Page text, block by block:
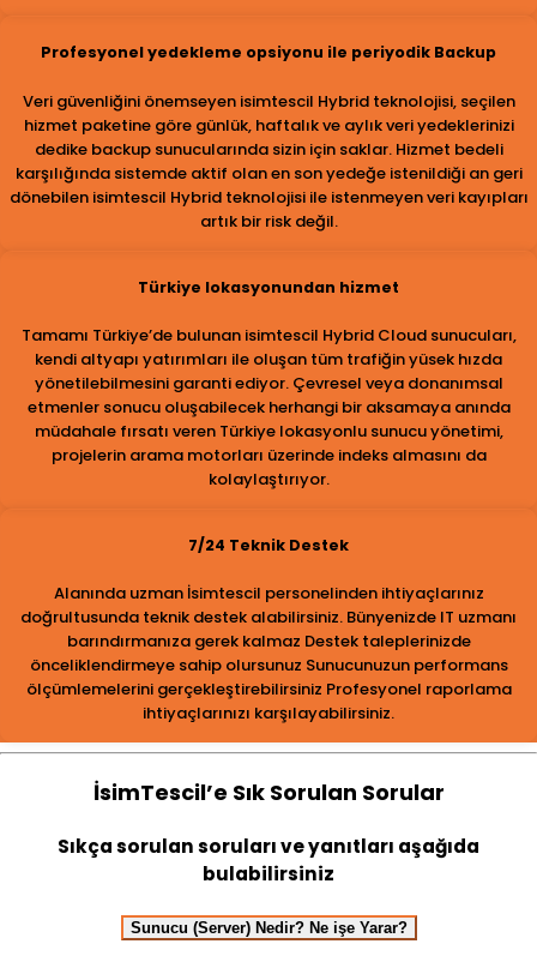
Profesyonel yedekleme opsiyonu ile periyodik Backup
Veri güvenliğini önemseyen isimtescil Hybrid teknolojisi, seçilen
hizmet paketine göre günlük, haftalık ve aylık veri yedeklerinizi
dedike backup sunucularında sizin için saklar. Hizmet bedeli
karşılığında sistemde aktif olan en son yedeğe istenildiği an geri
dönebilen isimtescil Hybrid teknolojisi ile istenmeyen veri kayıpları
artık bir risk değil.
Türkiye lokasyonundan hizmet
Tamamı Türkiye’de bulunan isimtescil Hybrid Cloud sunucuları,
kendi altyapı yatırımları ile oluşan tüm trafiğin yüsek hızda
yönetilebilmesini garanti ediyor. Çevresel veya donanımsal
etmenler sonucu oluşabilecek herhangi bir aksamaya anında
müdahale fırsatı veren Türkiye lokasyonlu sunucu yönetimi,
projelerin arama motorları üzerinde indeks almasını da
kolaylaştırıyor.
7/24 Teknik Destek
Alanında uzman İsimtescil personelinden ihtiyaçlarınız
doğrultusunda teknik destek alabilirsiniz. Bünyenizde IT uzmanı
barındırmanıza gerek kalmaz Destek taleplerinizde
önceliklendirmeye sahip olursunuz Sunucunuzun performans
ölçümlemelerini gerçekleştirebilirsiniz Profesyonel raporlama
ihtiyaçlarınızı karşılayabilirsiniz.
İsimTescil’e Sık Sorulan Sorular
Sıkça sorulan soruları ve yanıtları aşağıda
bulabilirsiniz
Sunucu (Server) Nedir? Ne işe Yarar?